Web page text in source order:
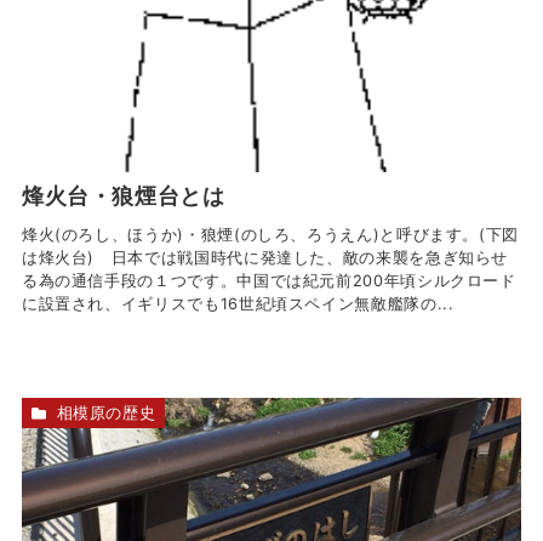
烽火台・狼煙台とは
烽火(のろし、ほうか)・狼煙(のしろ、ろうえん)と呼びます。(下図
は烽火台) 日本では戦国時代に発達した、敵の来襲を急ぎ知らせ
る為の通信手段の１つです。中国では紀元前200年頃シルクロード
に設置され、イギリスでも16世紀頃スペイン無敵艦隊の...
相模原の歴史